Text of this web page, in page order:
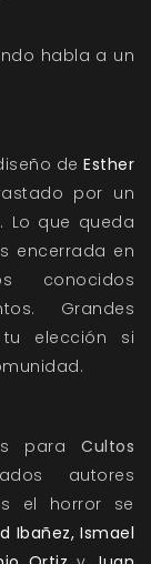
habla a un
de Esther
por un
Lo que queda
encerrada en
conocidos
Grandes
elección si
para Cultos
autores
el horror se
Ibañez, Ismael